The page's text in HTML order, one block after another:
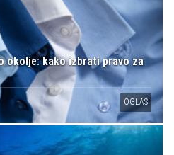
okolje: kako izbrati pravo za
OGLAS